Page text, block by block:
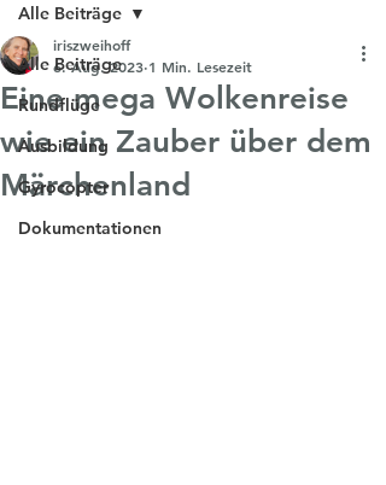
Alle Beiträge
Rundflüge
Ausbildung
Gyrocopter
Dokumentationen
Alle Beiträge
Eine mega Wolkenreise
wie ein Zauber über dem
Märchenland
iriszweihoff
6. Aug. 2023 1 Min. Lesezeit